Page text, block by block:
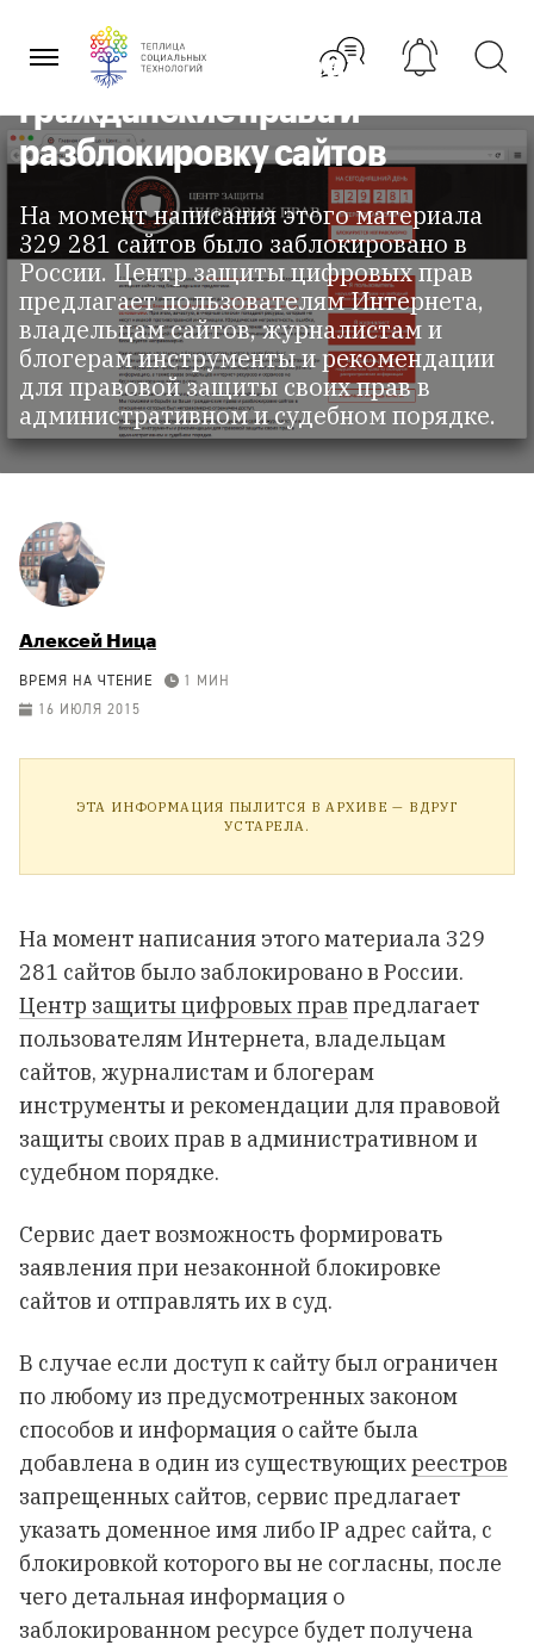
содержанию
Центр защиты цифровых прав
– помощь в борьбе за
гражданские права и
разблокировку сайтов
На момент написания этого материала
329 281 сайтов было заблокировано в
России. Центр защиты цифровых прав
предлагает пользователям Интернета,
владельцам сайтов, журналистам и
блогерам инструменты и рекомендации
для правовой защиты своих прав в
административном и судебном порядке.
Алексей Ница
ВРЕМЯ НА ЧТЕНИЕ
1 МИН
16 ИЮЛЯ 2015
ЭТА ИНФОРМАЦИЯ ПЫЛИТСЯ В АРХИВЕ — ВДРУГ
УСТАРЕЛА.
На момент написания этого материала 329
281 сайтов было заблокировано в России.
Центр защиты цифровых прав предлагает
пользователям Интернета, владельцам
сайтов, журналистам и блогерам
инструменты и рекомендации для правовой
защиты своих прав в административном и
судебном порядке.
Сервис дает возможность формировать
заявления при незаконной блокировке
сайтов и отправлять их в суд.
В случае если доступ к сайту был ограничен
по любому из предусмотренных законом
способов и информация о сайте была
добавлена в один из существующихреестров
запрещенных сайтов, сервис предлагает
указать доменное имя либо IP адрес сайта, с
блокировкой которого вы не согласны, после
чего детальная информация о
заблокированном ресурсе будет получена